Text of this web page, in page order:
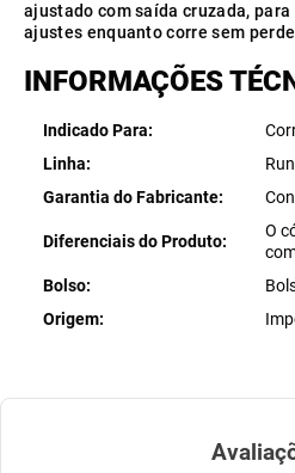
ajustado com saída cruzada,
ajustes enquanto corre sem
INFORMAÇÕES
Indicado Para
Linha
Garantia do Fabricante
Diferenciais do Produto
O
Bolso
Origem